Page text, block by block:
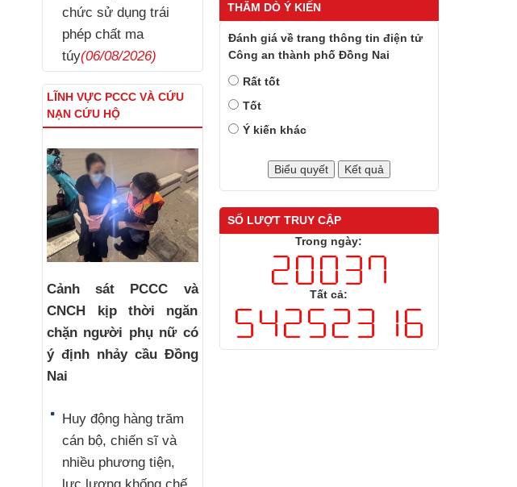
chức sử dụng trái
phép chất ma
túy(06/08/2026)
LĨNH VỰC PCCC VÀ CỨU
NẠN CỨU HỘ
Cảnh sát PCCC và
CNCH kịp thời ngăn
chặn người phụ nữ có
ý định nhảy cầu Đồng
Nai
Huy động hàng trăm
cán bộ, chiến sĩ và
nhiều phương tiện,
THĂM DÒ Ý KIẾN
Đánh giá về trang thông tin điện tử
Công an thành phố Đồng Nai
Rất tốt
Tốt
Ý kiến khác
SỐ LƯỢT TRUY CẬP
Trong ngày:
Tất cả: